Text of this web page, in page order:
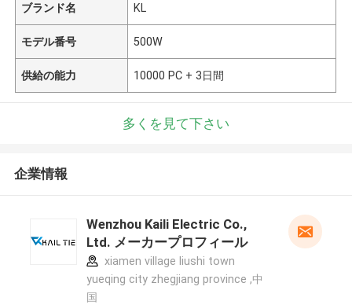
ブランド名 KL
モデル番号 500W
供給の能力 10000 PC + 3日間
多くを見て下さい
企業情報
Wenzhou Kaili Electric Co.,
Ltd. メーカープロフィール
xiamen village liushi town
yueqing city zhegjiang province ,中
国